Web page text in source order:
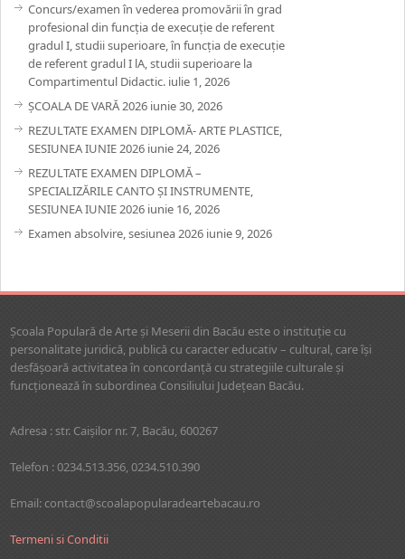
Concurs/examen în vederea promovării în grad
profesional din funcția de execuție de referent
gradul I, studii superioare, în funcția de execuție
de referent gradul I lA, studii superioare la
Compartimentul Didactic. iulie 1, 2026
ȘCOALA DE VARĂ 2026 iunie 30, 2026
REZULTATE EXAMEN DIPLOMĂ- ARTE PLASTICE,
SESIUNEA IUNIE 2026 iunie 24, 2026
REZULTATE EXAMEN DIPLOMĂ –
SPECIALIZĂRILE CANTO ȘI INSTRUMENTE,
SESIUNEA IUNIE 2026 iunie 16, 2026
Examen absolvire, sesiunea 2026 iunie 9, 2026
Şcoala Populară de Arte şi Meserii din Bacău este o instituţie cu
personalitate juridică, publică cu caracter educativ – cultural, care îşi
desfăşoară activitatea în concordanţă cu strategiile culturale şi
funcţionează în subordinea Consiliului Judeţean Bacău.
Adresa : str. Caişilor nr. 7, Bacău, 600267
Telefon : 0234.513.356, 0234.510.390
Email: contact@scoalapopularadeartebacau.ro
Termeni si Conditii